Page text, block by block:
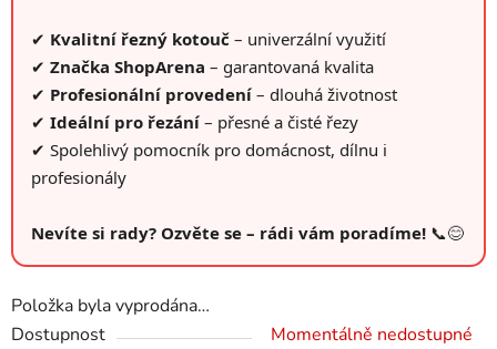
✔ Kvalitní řezný kotouč – univerzální využití
✔ Značka ShopArena – garantovaná kvalita
✔ Profesionální provedení – dlouhá životnost
✔ Ideální pro řezání – přesné a čisté řezy
✔ Spolehlivý pomocník pro domácnost, dílnu i
profesionály
Nevíte si rady? Ozvěte se – rádi vám poradíme! 📞😊
Položka byla vyprodána…
Dostupnost
Momentálně nedostupné